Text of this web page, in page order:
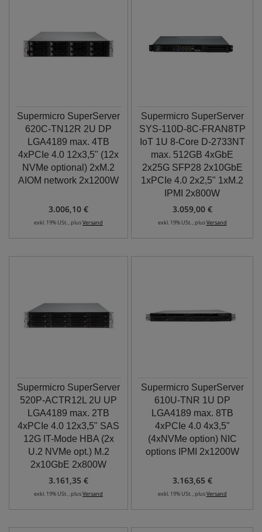
Supermicro SuperServer
620C-TN12R 2U DP
LGA4189 max. 4TB
4xPCIe 4.0 12x3,5" (12x
NVMe optional) 2xM.2
AIOM network 2x1200W
3.006,10 €
exkl. 19% USt. , plusVersand
Supermicro SuperServer
SYS-110D-8C-FRAN8TP
IoT 1U 8-Core D-2733NT
max. 512GB 4xGbE
2x25G SFP28 2x10GbE
1xPCIe 4.0 2x2,5" 1xM.2
IPMI 2x800W
3.059,00 €
exkl. 19% USt. , plusVersand
Supermicro SuperServer
520P-ACTR12L 2U UP
LGA4189 max. 2TB
4xPCIe 4.0 12x3,5" SAS
12G IT-Mode HBA (2x
U.2 NVMe opt.) M.2
2x10GbE 2x800W
3.161,35 €
exkl. 19% USt. , plusVersand
Supermicro SuperServer
610U-TNR 1U DP
LGA4189 max. 8TB
4xPCIe 4.0 4x3,5"
(4xNVMe option) NIC
options IPMI 2x1200W
3.163,65 €
exkl. 19% USt. , plusVersand